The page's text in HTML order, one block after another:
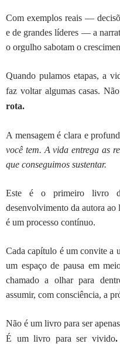
Com exemplos reais —
e de grandes líderes — a
o orgulho sabotam o
Quando pulamos etapas, a
faz voltar algumas casas.
rota.
A mensagem é clara e
você tem. A vida entrega as
que conseguimos sustentar.
Este é o primeiro livro
desenvolvimento da autora
é um processo contínuo.
Cada capítulo é um convite
um espaço de pausa em
chamado a olhar para
assumir, com consciência, a
Não é um livro para ser
É um livro para ser vivido.